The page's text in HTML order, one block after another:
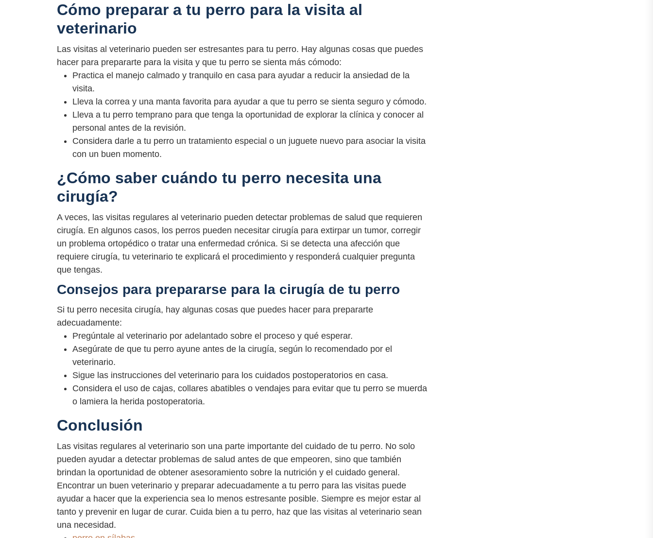
Cómo preparar a tu perro para la visita al
veterinario
Las visitas al veterinario pueden ser estresantes para tu perro. Hay algunas cosas que puedes
hacer para prepararte para la visita y que tu perro se sienta más cómodo:
Practica el manejo calmado y tranquilo en casa para ayudar a reducir la ansiedad de la
visita.
Lleva la correa y una manta favorita para ayudar a que tu perro se sienta seguro y cómodo.
Lleva a tu perro temprano para que tenga la oportunidad de explorar la clínica y conocer al
personal antes de la revisión.
Considera darle a tu perro un tratamiento especial o un juguete nuevo para asociar la visita
con un buen momento.
¿Cómo saber cuándo tu perro necesita una
cirugía?
A veces, las visitas regulares al veterinario pueden detectar problemas de salud que requieren
cirugía. En algunos casos, los perros pueden necesitar cirugía para extirpar un tumor, corregir
un problema ortopédico o tratar una enfermedad crónica. Si se detecta una afección que
requiere cirugía, tu veterinario te explicará el procedimiento y responderá cualquier pregunta
que tengas.
Consejos para prepararse para la cirugía de tu perro
Si tu perro necesita cirugía, hay algunas cosas que puedes hacer para prepararte
adecuadamente:
Pregúntale al veterinario por adelantado sobre el proceso y qué esperar.
Asegúrate de que tu perro ayune antes de la cirugía, según lo recomendado por el
veterinario.
Sigue las instrucciones del veterinario para los cuidados postoperatorios en casa.
Considera el uso de cajas, collares abatibles o vendajes para evitar que tu perro se muerda
o lamiera la herida postoperatoria.
Conclusión
Las visitas regulares al veterinario son una parte importante del cuidado de tu perro. No solo
pueden ayudar a detectar problemas de salud antes de que empeoren, sino que también
brindan la oportunidad de obtener asesoramiento sobre la nutrición y el cuidado general.
Encontrar un buen veterinario y preparar adecuadamente a tu perro para las visitas puede
ayudar a hacer que la experiencia sea lo menos estresante posible. Siempre es mejor estar al
tanto y prevenir en lugar de curar. Cuida bien a tu perro, haz que las visitas al veterinario sean
una necesidad.